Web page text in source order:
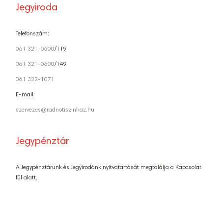
Jegyiroda
Telefonszám:
061 321-0600/119
061 321-0600/149
061 322-1071
E-mail:
szervezes@radnotiszinhaz.hu
Jegypénztár
A Jegypénztárunk és Jegyirodánk nyitvatartását megtalálja a Kapcsolat
fül alatt.